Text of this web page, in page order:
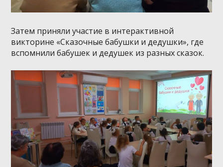
Затем приняли участие в интерактивной
викторине «Сказочные бабушки и дедушки», где
вспомнили бабушек и дедушек из разных сказок.